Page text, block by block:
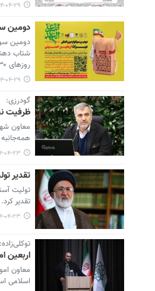
۱۴۰۴-۰۴-۲۹
دومین
دومین
شتاب
روزهای ۳۰ و۳۱ تیرماه در سالن قصرشیرین موزه ملی انقلاب اسلامی ودفاع مقدس برگزار می‌شود.
۱۴۰۴-۰۴-۲۹
گودرزی:
ظرفیت
معاون
۱۴۰۴-۰۴-
تقدیر
تولیت
تقدیر کرد.
۱۴۰۴-۰۴-
توکلی‌زاده:
اربعین
معاون
اسلامی